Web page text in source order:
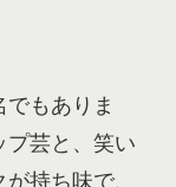
もありま
プ芸と、笑い
持ち味で、